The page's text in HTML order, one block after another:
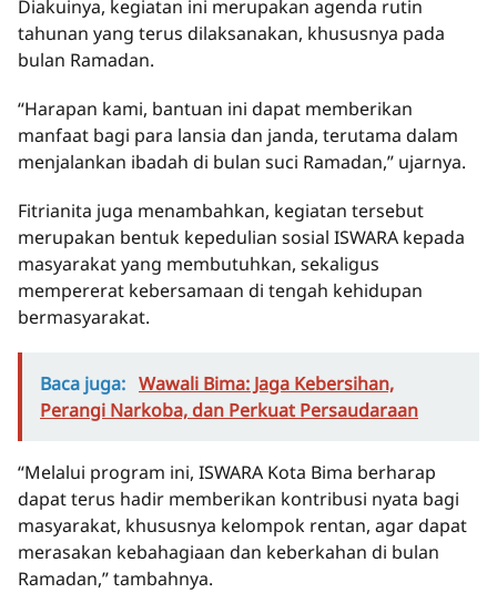
Diakuinya, kegiatan ini merupakan agenda rutin
tahunan yang terus dilaksanakan, khususnya pada
bulan Ramadan.
“Harapan kami, bantuan ini dapat memberikan
manfaat bagi para lansia dan janda, terutama dalam
menjalankan ibadah di bulan suci Ramadan,” ujarnya.
Fitrianita juga menambahkan, kegiatan tersebut
merupakan bentuk kepedulian sosial ISWARA kepada
masyarakat yang membutuhkan, sekaligus
mempererat kebersamaan di tengah kehidupan
bermasyarakat.
Baca juga: Wawali Bima: Jaga Kebersihan,
Perangi Narkoba, dan Perkuat Persaudaraan
“Melalui program ini, ISWARA Kota Bima berharap
dapat terus hadir memberikan kontribusi nyata bagi
masyarakat, khususnya kelompok rentan, agar dapat
merasakan kebahagiaan dan keberkahan di bulan
Ramadan,” tambahnya.